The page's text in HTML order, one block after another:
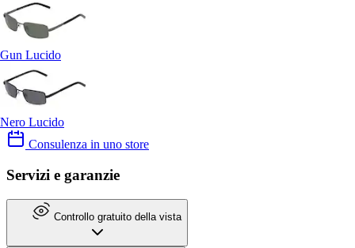
Gun Lucido
Nero Lucido
Consulenza in uno store
Servizi e garanzie
Controllo gratuito della vista